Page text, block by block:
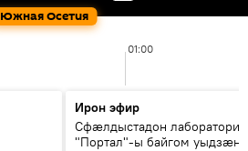
Южная Осетия
01:00
Ирон эфир
Сфæлдыстадон лаборатори
"Портал"-ы байгом уыдзæн